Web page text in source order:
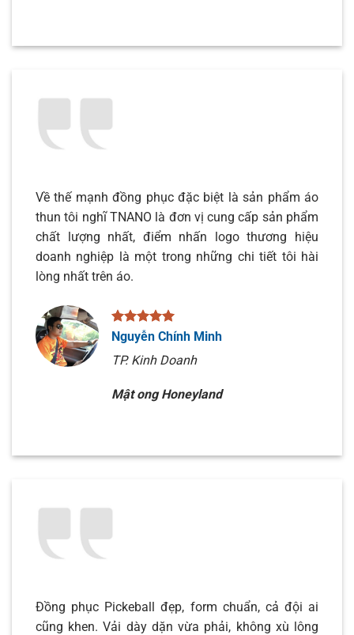
Về thế mạnh đồng phục đặc biệt là sản phẩm áo
thun tôi nghĩ TNANO là đơn vị cung cấp sản phẩm
chất lượng nhất, điểm nhấn logo thương hiệu
doanh nghiệp là một trong những chi tiết tôi hài
lòng nhất trên áo.
Nguyễn Chính Minh
TP. Kinh Doanh
Mật ong Honeyland
Đồng phục Pickeball đẹp, form chuẩn, cả đội ai
cũng khen. Vải dày dặn vừa phải, không xù lông